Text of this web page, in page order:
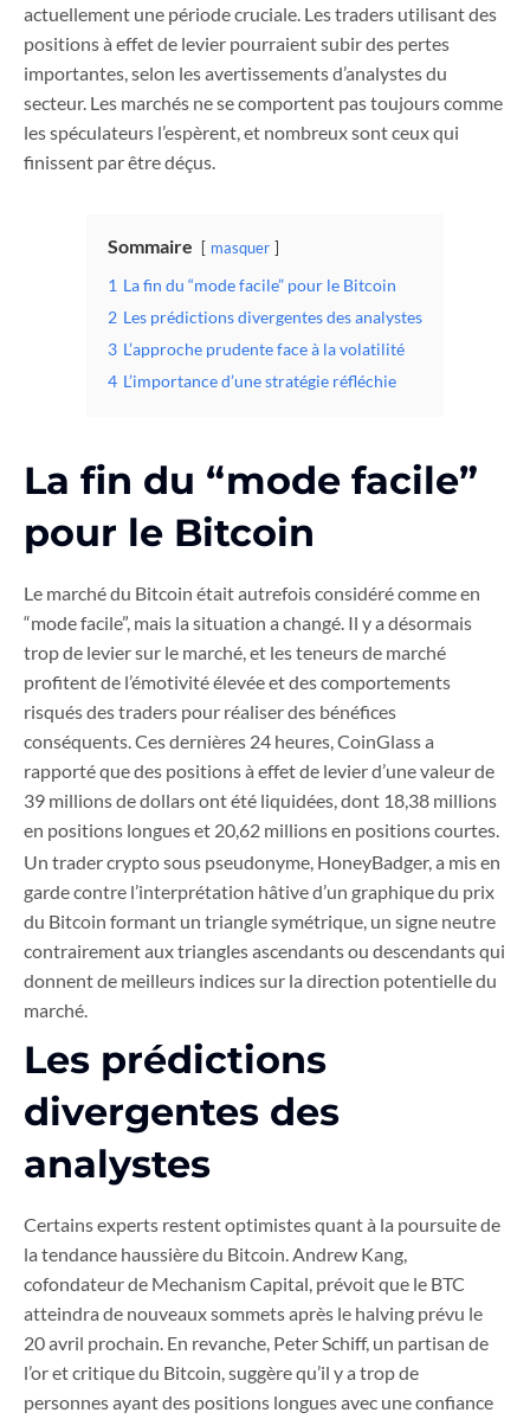
actuellement une période cruciale. Les traders utilisant des
positions à effet de levier pourraient subir des pertes
importantes, selon les avertissements d’analystes du
secteur. Les marchés ne se comportent pas toujours comme
les spéculateurs l’espèrent, et nombreux sont ceux qui
finissent par être déçus.
Sommaire masquer
1 La fin du “mode facile” pour le Bitcoin
2 Les prédictions divergentes des analystes
3 L’approche prudente face à la volatilité
4 L’importance d’une stratégie réfléchie
La fin du “mode facile”
pour le Bitcoin
Le marché du Bitcoin était autrefois considéré comme en
“mode facile”, mais la situation a changé. Il y a désormais
trop de levier sur le marché, et les teneurs de marché
profitent de l’émotivité élevée et des comportements
risqués des traders pour réaliser des bénéfices
conséquents. Ces dernières 24 heures, CoinGlass a
rapporté que des positions à effet de levier d’une valeur de
39 millions de dollars ont été liquidées, dont 18,38 millions
en positions longues et 20,62 millions en positions courtes.
Un trader crypto sous pseudonyme, HoneyBadger, a mis en
garde contre l’interprétation hâtive d’un graphique du prix
du Bitcoin formant un triangle symétrique, un signe neutre
contrairement aux triangles ascendants ou descendants qui
donnent de meilleurs indices sur la direction potentielle du
marché.
Les prédictions
divergentes des
analystes
Certains experts restent optimistes quant à la poursuite de
la tendance haussière du Bitcoin. Andrew Kang,
cofondateur de Mechanism Capital, prévoit que le BTC
atteindra de nouveaux sommets après le halving prévu le
20 avril prochain. En revanche, Peter Schiff, un partisan de
l’or et critique du Bitcoin, suggère qu’il y a trop de
personnes ayant des positions longues avec une confiance